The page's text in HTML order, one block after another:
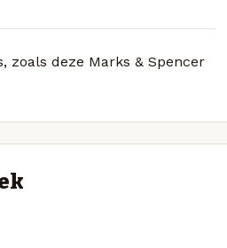
zoals deze Marks & Spencer